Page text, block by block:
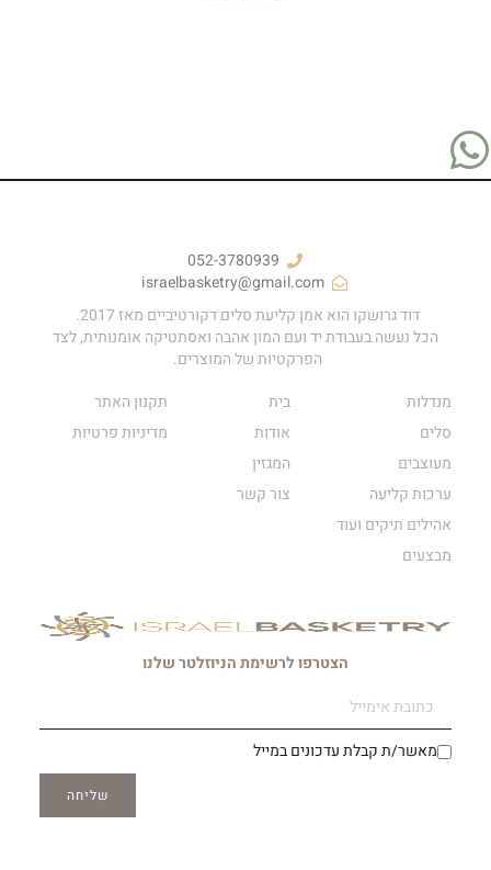
052-3780939
israelbasketry@gmail.com
דוד גרושקו הוא אמן קליעת סלים דקורטיביים מאז 2017.
הכל נעשה בעבודת יד ועם המון אהבה ואסתטיקה אומנותית, לצד
הפרקטיות של המוצרים.
מנדלות
סלים
מעוצבים
ערכות קליעה
אהילים תיקים ועוד
מבצעים
בית
אודות
המגזין
צור קשר
תקנון האתר
מדיניות פרטיות
הצטרפו לרשימת הניוזלטר שלנו
מאשר/ת קבלת עדכונים במייל
שליחה